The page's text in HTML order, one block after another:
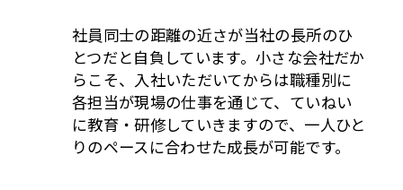
社員同士の距離の近さが当社の長所のひ
とつだと自負しています。小さな会社だか
らこそ、入社いただいてからは職種別に
各担当が現場の仕事を通じて、ていねい
に教育・研修していきますので、一人ひと
りのペースに合わせた成長が可能です。